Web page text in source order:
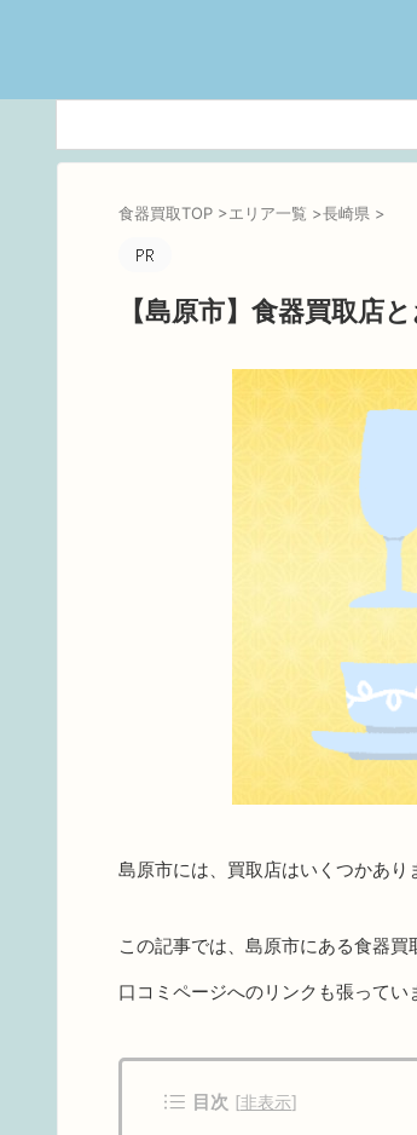
食器買取TOP >エリア一覧 >長崎県 >
【島原市】食器買取店
島原市には、買取店はいくつかあり
この記事では、島原市にある食器買
口コミページへのリンクも張ってい
目次 [非表示]